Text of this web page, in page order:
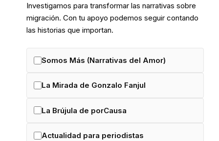
Investigamos para transformar las narrativas sobre
migración. Con tu apoyo podemos seguir contando
las historias que importan.
Somos Más (Narrativas del Amor)
La Mirada de Gonzalo Fanjul
La Brújula de porCausa
Actualidad para periodistas